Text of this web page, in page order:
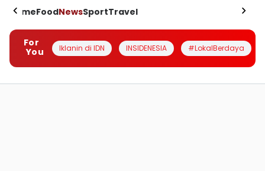
HomeFoodNewsSportTravel
For
You
Iklanin di IDN INSIDENESIA #LokalBerdaya